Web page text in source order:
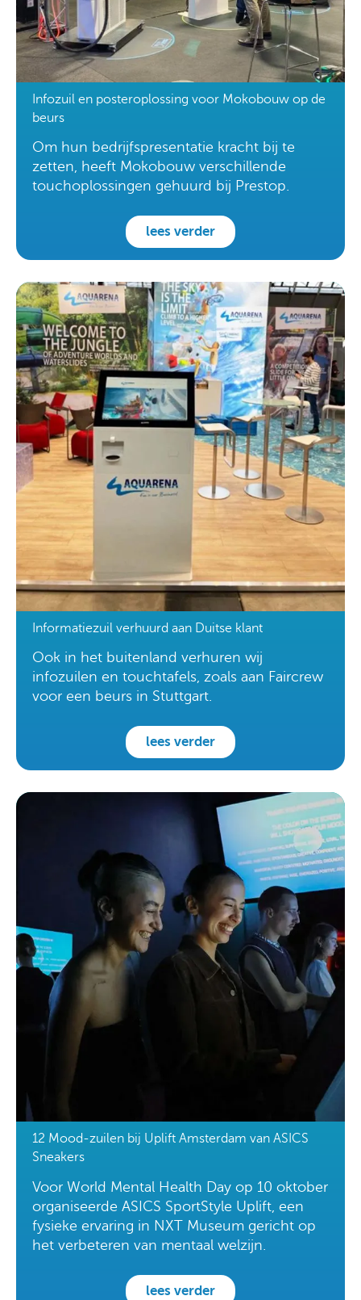
Infozuil en posteroplossing voor Mokobouw op de
beurs
Om hun bedrijfspresentatie kracht bij te
zetten, heeft Mokobouw verschillende
touchoplossingen gehuurd bij Prestop.
lees verder
Informatiezuil verhuurd aan Duitse klant
Ook in het buitenland verhuren wij
infozuilen en touchtafels, zoals aan Faircrew
voor een beurs in Stuttgart.
lees verder
12 Mood-zuilen bij Uplift Amsterdam van ASICS
Sneakers
Voor World Mental Health Day op 10 oktober
organiseerde ASICS SportStyle Uplift, een
fysieke ervaring in NXT Museum gericht op
het verbeteren van mentaal welzijn.
lees verder